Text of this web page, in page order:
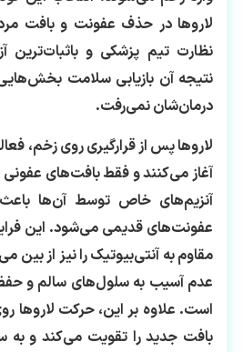
لاروها در حذف عفونت و بافت
نظارت تیم پزشکی و باثبات‌ترین
نتیجه آن بازیابی سلامت بخش‌هایی
درمان‌شان نمی‌رفت.
لاروها پس از قرارگیری روی زخم،
آغاز می‌کنند و فقط بافت‌های عفونی یا
آنزیم‌های خاص توسط آن‌ها
عفونت‌های قدیمی می‌شود. این
مقاوم به آنتی‌بیوتیک را نیز از بین
عدم آسیب به سلول‌های سالم و حفظ
است. علاوه بر این، حرکت لاروها
بافت جدید را تقویت می‌کند و به